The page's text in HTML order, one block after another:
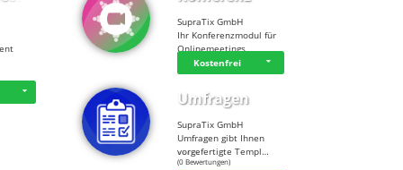
SupraTix GmbH
Ihr Konferenzmodul für
Onlinemeetings
Kostenfrei
Umfragen
SupraTix GmbH
Umfragen gibt Ihnen
vorgefertigte Templ…
☆☆☆☆☆
(0 Bewertungen)